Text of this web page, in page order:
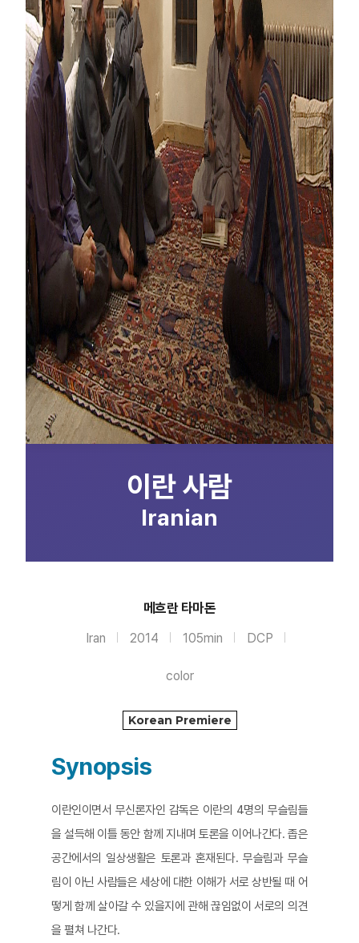
이란 사람
Iranian
메흐란 타마돈
Iran 2014 105min DCP
color
Korean Premiere
Synopsis
이란인이면서 무신론자인 감독은 이란의 4명의 무슬림들
을 설득해 이틀 동안 함께 지내며 토론을 이어나간다. 좁은
공간에서의 일상생활은 토론과 혼재된다. 무슬림과 무슬
림이 아닌 사람들은 세상에 대한 이해가 서로 상반될 때 어
떻게 함께 살아갈 수 있을지에 관해 끊임없이 서로의 의견
을 펼쳐 나간다.